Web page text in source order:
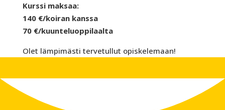
Kurssi maksaa:
140 €/koiran kanssa
70 €/kuunteluoppilaalta
Olet lämpimästi tervetullut opiskelemaan!